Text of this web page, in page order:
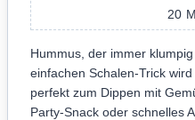
20
Hummus, der immer
einfachen Schalen-Trick
perfekt zum Dippen mit
Party-Snack oder schnelles